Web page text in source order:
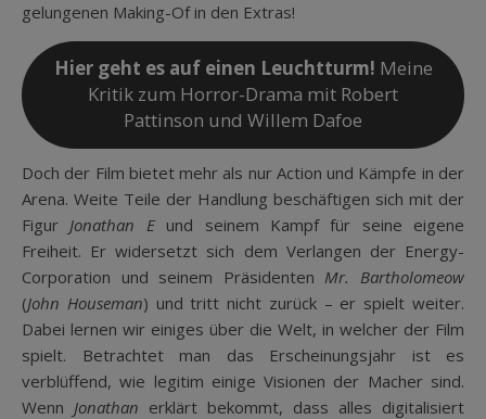
gelungenen Making-Of in den Extras!
Hier geht es auf einen Leuchtturm! Meine
Kritik zum Horror-Drama mit Robert
Pattinson und Willem Dafoe
Doch der Film bietet mehr als nur Action und Kämpfe in der
Arena. Weite Teile der Handlung beschäftigen sich mit der
Figur Jonathan Eund seinem Kampf für seine eigene
Freiheit. Er widersetzt sich dem Verlangen der Energy-
Corporation und seinem Präsidenten Mr. Bartholomeow
(John Houseman) und tritt nicht zurück – er spielt weiter.
Dabei lernen wir einiges über die Welt, in welcher der Film
spielt. Betrachtet man das Erscheinungsjahr ist es
verblüffend, wie legitim einige Visionen der Macher sind.
Wenn Jonathan erklärt bekommt, dass alles digitalisiert